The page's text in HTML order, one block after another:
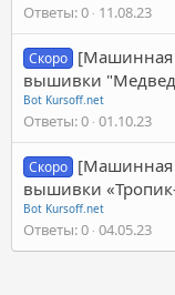
Ответы 0 11.08.23
Скоро
вышивки
Bot Kursoff.net
Ответы 0 01.10.23
Скоро
вышивки
Bot Kursoff.net
Ответы 0 04.05.23